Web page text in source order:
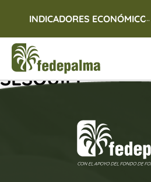
INDICADORES ECONÓMICOS
...
SESQUILÉ